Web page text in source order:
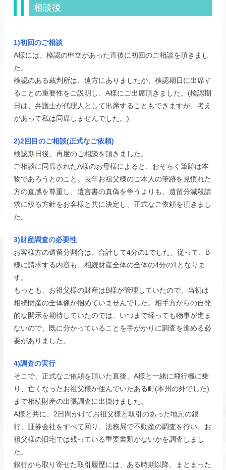
相談後
1)初回のご相談
A様には、検認の申立があった直後に初回のご相談を頂きまし
た。
検認のある裁判所は、遠方にありましたが、検認期日に出席す
ることの重要性をご説明し、A様にご出席頂きました。(検認期
日は、弁護士が代理人として出席することもできますが、考え
があって私は同席しませんでした。)
2)2回目のご相談(正式なご依頼)
検認期日後、再度のご相談を頂きました。
ご相談に同席されたA様のお母様によると、おそらく筆跡は本
物であろうとのこと。長年お祖父様のご本人の筆跡を見慣れた
方の直感を尊重し、遺言書の真偽を争うよりも、遺留分減殺請
求に絞る方針をお客様と共に決定し、正式なご依頼を頂きまし
た。
3)財産調査の必要性
お客様方の遺留分割合は、合計して4分の1でした。従って、B
様に請求する内容も、相続財産全体の全体の4分の1となりま
す。
もっとも、お祖父様の財産はB様が管理していたので、当初は
相続財産の全体像が掴めていませんでした。相手方からの自発
的な開示を期待していたのでは、いつまで経っても物事が進ま
ないので、既に分かっていることを手がかりに調査を進める必
要がありました。
4)調査の実行
そこで、正式なご依頼を頂いた直後、A様と一緒に飛行機に乗
り、亡くなったお祖父様が住んでいたある町(本州の外でした)
まで相続財産の出張調査に出掛けました。
A様と共に、2日間かけてお祖父様と取引のあった地元の銀
行、証券会社をすべて回り、法務局で不動産の調査を行い、お
祖父様の旧宅では残っている重要書類がないかを調査しまし
た。
銀行から取り寄せた取引履歴には、ある時期以降、まとまった